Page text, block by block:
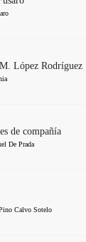
López Rodríguez
de compañía
De Prada
Calvo Sotelo